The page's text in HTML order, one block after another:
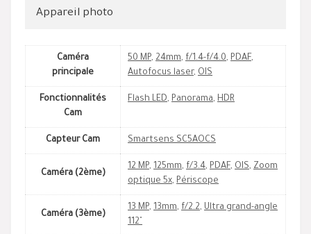
Appareil photo
Caméra
principale
50 MP, 24mm, f/1.4-f/4.0, PDAF,
Autofocus laser, OIS
Fonctionnalités
Cam
Flash LED, Panorama, HDR
Capteur Cam Smartsens SC5AOCS
Caméra (2ème)
12 MP, 125mm, f/3.4, PDAF, OIS, Zoom
optique 5x, Périscope
Caméra (3ème)
13 MP, 13mm, f/2.2, Ultra grand-angle
112˚